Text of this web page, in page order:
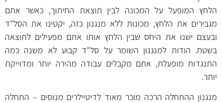
הלחץ המופעל על המכונה לבין תוצאת החיתוך, כאשר אתם
מגבירים את הלחץ, מכונות ללא מנגנון כזה, יקטינו את הסל"ד
ובעצם ישנו את היחס שבין הלחץ אותו אתם מפעילים לתוצאה
בשטח. הודות למנגנון השומר על סל"ד קבוע לא משנה כמה
התנגדות מופעלת, אתם מקבלים עבודה מהירה יותר ומדוייקת
יותר.
מנגנון ההתחלה הרכה מוכר מאוד לדיטיילרים מנוסים – התחלה